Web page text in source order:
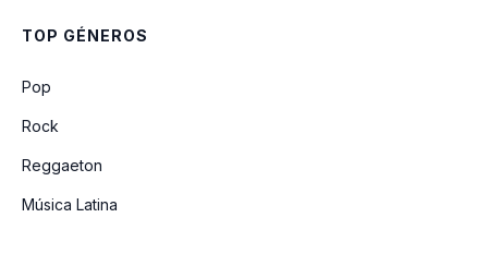
TOP GÉNEROS
Pop
Rock
Reggaeton
Música Latina